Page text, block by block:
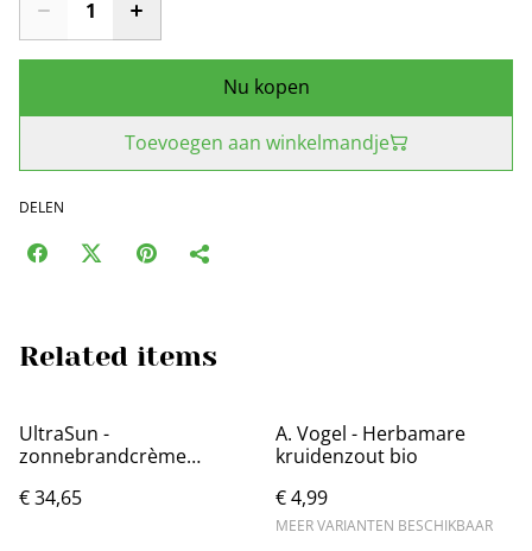
Nu kopen
Toevoegen aan winkelmandje
DELEN
Related items
UltraSun -
zonnebrandcrème
€ 34,65
A. Vogel - Herbamare
kruidenzout bio
€ 4,99
MEER VARIANTEN BESCHIKBAAR